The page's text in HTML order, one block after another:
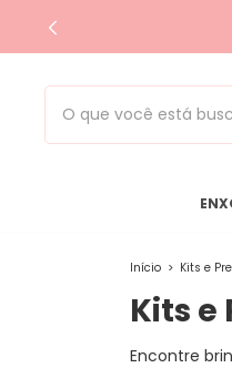
Início > Kits e
Kits e
Encontre